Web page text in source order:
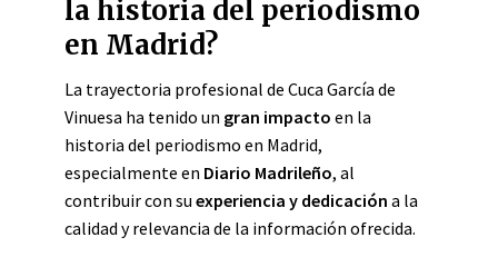
la historia del periodismo
en Madrid?
La trayectoria profesional de Cuca García de
Vinuesa ha tenido un gran impacto en la
historia del periodismo en Madrid,
especialmente en Diario Madrileño, al
contribuir con su experiencia y dedicación a la
calidad y relevancia de la información ofrecida.